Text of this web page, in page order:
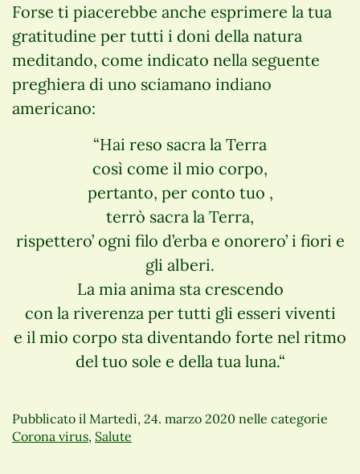
Forse ti piacerebbe anche esprimere la tua
gratitudine per tutti i doni della natura
meditando, come indicato nella seguente
preghiera di uno sciamano indiano
americano:
“Hai reso sacra la Terra
così come il mio corpo,
pertanto, per conto tuo ,
terrò sacra la Terra,
rispettero’ ogni filo d’erba e onorero’ i fiori e
gli alberi.
La mia anima sta crescendo
con la riverenza per tutti gli esseri viventi
e il mio corpo sta diventando forte nel ritmo
del tuo sole e della tua luna.“
Pubblicato il Martedì, 24. marzo 2020 nelle categorie
Corona virus, Salute